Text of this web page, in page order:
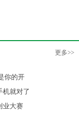
更多>>
你的开
机就对了
业大赛